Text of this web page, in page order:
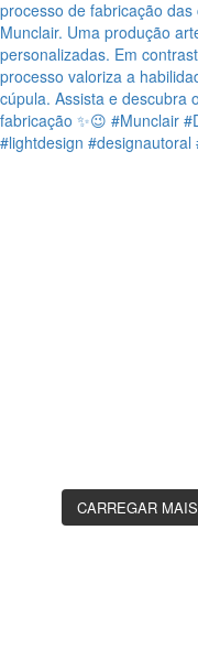
CARREGAR MAIS